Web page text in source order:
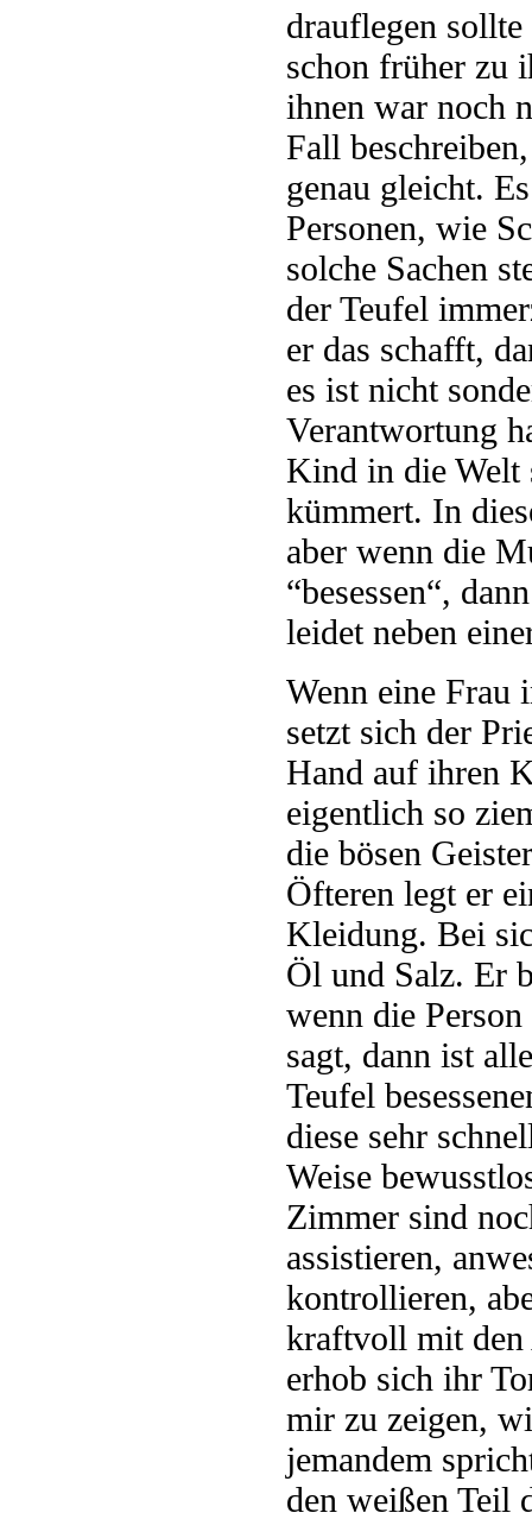
drauflegen
schon früher zu
ihnen war noch
Fall
genau gleicht.
Personen, wie
solche Sachen
der Teufel
er das schafft,
es ist nicht
Verantwortung
Kind in die Welt
kümmert. In
aber wenn die
“besessen“,
leidet neben
Wenn eine Frau
setzt sich der
Hand auf ihren
eigentlich so
die bösen
Öfteren legt er
Kleidung. Bei
Öl und Salz. Er
wenn die
sagt, dann ist
Teufel
diese sehr
Weise
Zimmer sind
assistieren,
kontrollieren,
kraftvoll mit den
erhob sich ihr
mir zu zeigen,
jemandem
den weißen Teil